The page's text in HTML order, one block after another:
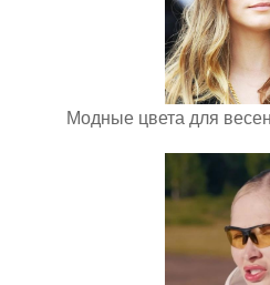
Модные цвета для